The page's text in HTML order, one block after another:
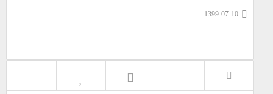
1399-07-10